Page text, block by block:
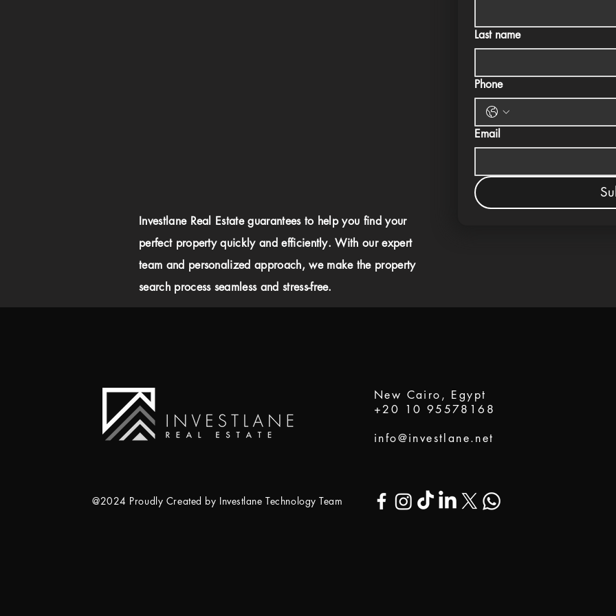
Investlane Real Estate guarantees to help you find your
perfect property quickly and efficiently. With our expert
team and personalized approach, we make the property
search process seamless and stress-free.
Last name
Phone
Email
New Cairo, Egypt
+20 10 95578168
info@investlane.net
@2024 Proudly Created by Investlane Technology Team